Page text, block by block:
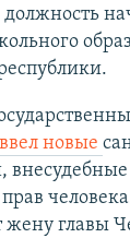
должность
ввел новые
жену главы